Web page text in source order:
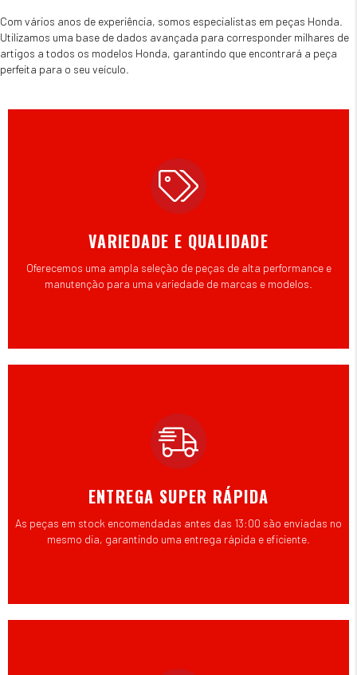
Com vários anos de experiência, somos especialistas em peças Honda.
Utilizamos uma base de dados avançada para corresponder milhares de
artigos a todos os modelos Honda, garantindo que encontrará a peça
perfeita para o seu veículo.
VARIEDADE E QUALIDADE
Oferecemos uma ampla seleção de peças de alta performance e
manutenção para uma variedade de marcas e modelos.
ENTREGA SUPER RÁPIDA
As peças em stock encomendadas antes das 13:00 são enviadas no
mesmo dia, garantindo uma entrega rápida e eficiente.